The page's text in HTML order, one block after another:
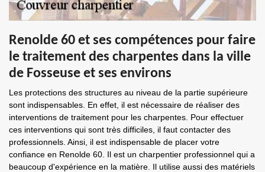
Renolde 60 et ses compétences pour faire
le traitement des charpentes dans la ville
de Fosseuse et ses environs
Les protections des structures au niveau de la partie supérieure
sont indispensables. En effet, il est nécessaire de réaliser des
interventions de traitement pour les charpentes. Pour effectuer
ces interventions qui sont très difficiles, il faut contacter des
professionnels. Ainsi, il est indispensable de placer votre
confiance en Renolde 60. Il est un charpentier professionnel qui a
beaucoup d'expérience en la matière. Il utilise aussi des matériels